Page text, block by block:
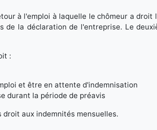
à l'emploi à laquelle le chômeur a droit
la déclaration de l'entreprise. Le
:
et être en attente d'indemnisation
durant la période de préavis
aux indemnités mensuelles.